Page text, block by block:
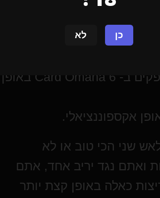
כן לא
כפי שכבר הוזכר, אנשים נוטים לעשות מהלכים מפוקפקים ב- Card Omaha 6 באופן
שני הכי טוב או לא
ואתם נגד יריב אחד, אתם
כאלה באופן קצת יותר